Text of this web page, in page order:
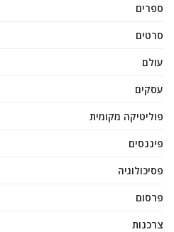
ספרים
סרטים
עולם
עסקים
פוליטיקה מקומית
פיננסים
פסיכולוגיה
פרסום
צרכנות